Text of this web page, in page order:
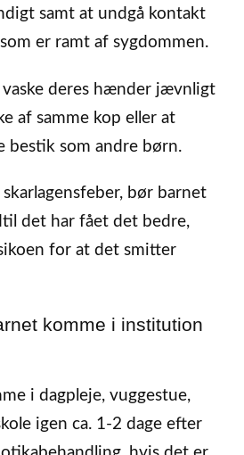
samt at undgå kontakt
er ramt af sygdommen.
deres hænder jævnligt
af samme kop eller at
bestik som andre børn.
bør barnet
det har fået det bedre,
for at det smitter
komme i institution
i dagpleje, vuggestue,
igen ca. 1-2 dage efter